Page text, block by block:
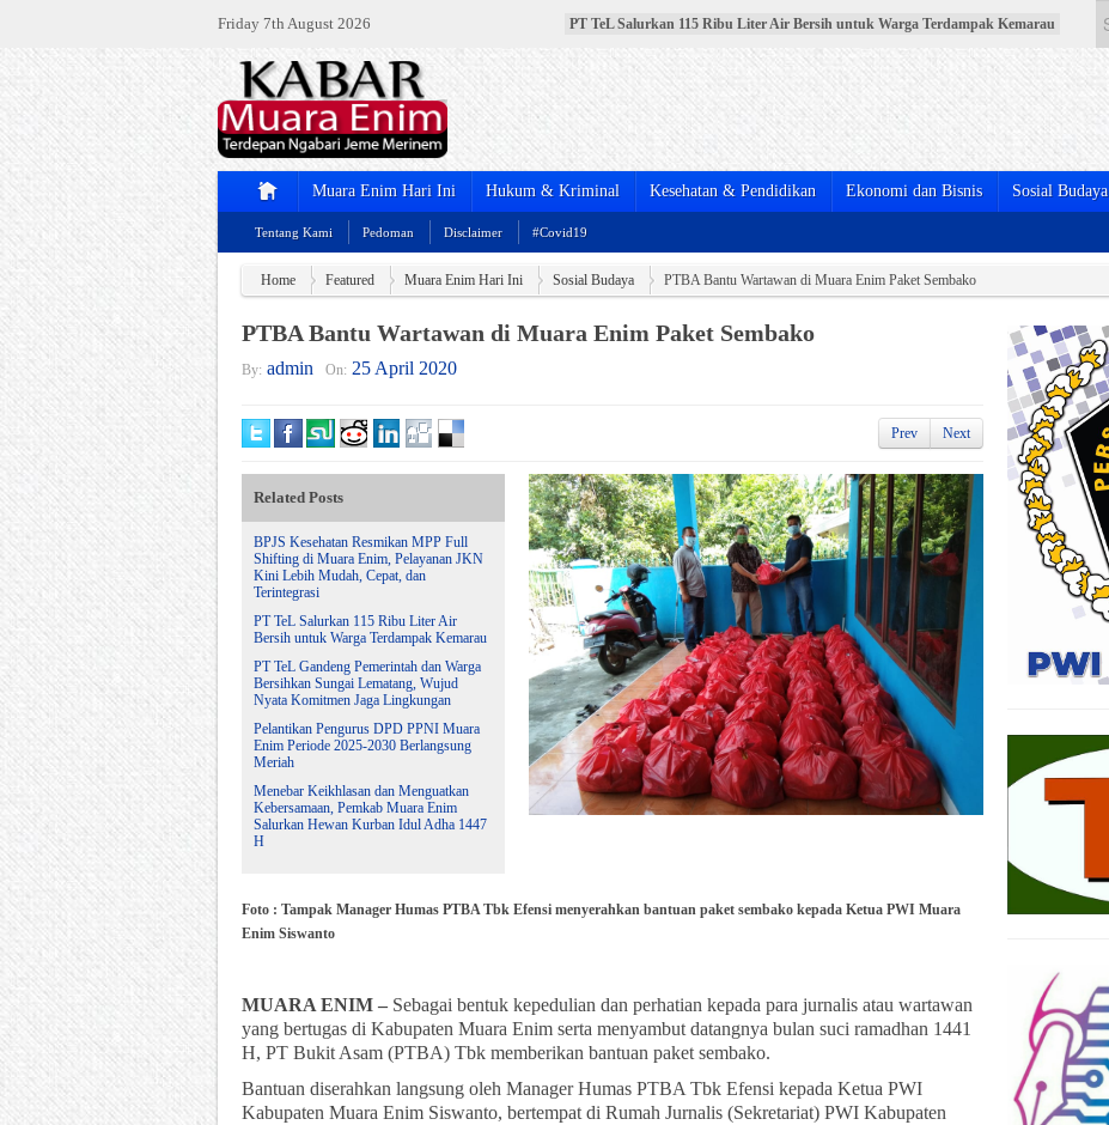
Friday 7th August 2026
PT TeL Gandeng Pemerintah dan Warga Bersihkan Sungai Lematang, Wujud
Nyata Komitmen Jaga Lingkungan
Pelantikan Pengurus DPD PPNI Muara Enim Periode 2025-2030 Berlangsung
Menebar Keikhlasan dan Menguatkan Kebersamaan, Pemkab Muara Enim
Salurkan Hewan Kurban Idul Adha 1447 H
BPJS Kesehatan Resmikan MPP Full Shifting di Muara Enim, Pelayanan JKN
Kini Lebih Mudah, Cepat, dan Terintegrasi
PT TeL Salurkan 115 Ribu Liter Air Bersih untuk Warga Terdampak Kemarau
Muara Enim Hari Ini Hukum & Kriminal Kesehatan & Pendidikan Ekonomi dan Bisnis Sosial Budaya
Tentang Kami Pedoman Disclaimer #Covid19
Home Featured Muara Enim Hari Ini Sosial Budaya PTBA Bantu Wartawan di Muara Enim Paket Sembako
PTBA Bantu Wartawan di Muara Enim Paket Sembako
By: admin On: 25 April 2020
Prev Next
Related Posts
BPJS Kesehatan Resmikan MPP Full
Shifting di Muara Enim, Pelayanan JKN
Kini Lebih Mudah, Cepat, dan
Terintegrasi
PT TeL Salurkan 115 Ribu Liter Air
Bersih untuk Warga Terdampak Kemarau
PT TeL Gandeng Pemerintah dan Warga
Bersihkan Sungai Lematang, Wujud
Nyata Komitmen Jaga Lingkungan
Pelantikan Pengurus DPD PPNI Muara
Enim Periode 2025-2030 Berlangsung
Meriah
Menebar Keikhlasan dan Menguatkan
Kebersamaan, Pemkab Muara Enim
Salurkan Hewan Kurban Idul Adha 1447
H
Foto : Tampak Manager Humas PTBA Tbk Efensi menyerahkan bantuan paket sembako kepada Ketua PWI Muara
Enim Siswanto
MUARA ENIM – Sebagai bentuk kepedulian dan perhatian kepada para jurnalis atau wartawan
yang bertugas di Kabupaten Muara Enim serta menyambut datangnya bulan suci ramadhan 1441
H, PT Bukit Asam (PTBA) Tbk memberikan bantuan paket sembako.
Bantuan diserahkan langsung oleh Manager Humas PTBA Tbk Efensi kepada Ketua PWI
Kabupaten Muara Enim Siswanto, bertempat di Rumah Jurnalis (Sekretariat) PWI Kabupaten